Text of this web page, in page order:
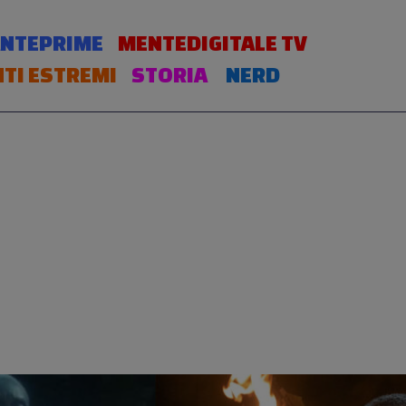
MENTEDIGITALE TV
ESTREMI
STORIA NERD